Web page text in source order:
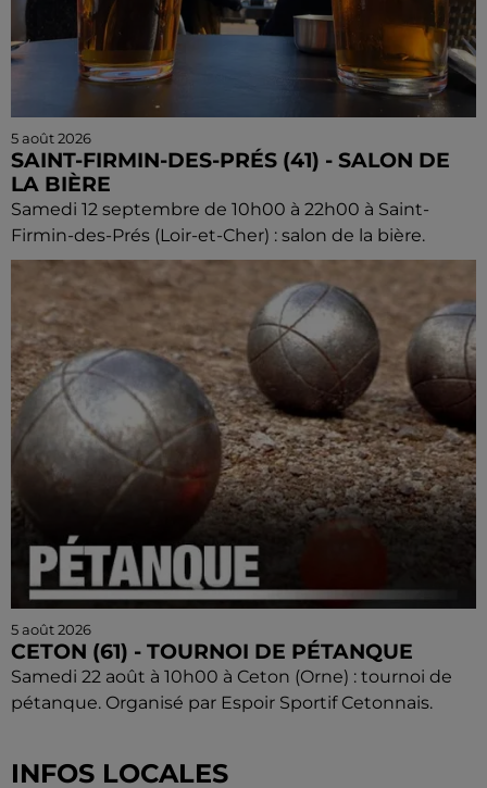
5 août 2026
SAINT-FIRMIN-DES-PRÉS (41) - SALON DE
LA BIÈRE
Samedi 12 septembre de 10h00 à 22h00 à Saint-
Firmin-des-Prés (Loir-et-Cher) : salon de la bière.
5 août 2026
CETON (61) - TOURNOI DE PÉTANQUE
Samedi 22 août à 10h00 à Ceton (Orne) : tournoi de
pétanque. Organisé par Espoir Sportif Cetonnais.
INFOS LOCALES